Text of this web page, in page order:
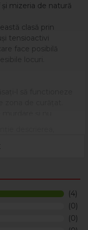
mizeria de natură
clasă prin
tensioactivi
face posibilă
locuri.
a-l utiliza!
(4)
(0)
(0)